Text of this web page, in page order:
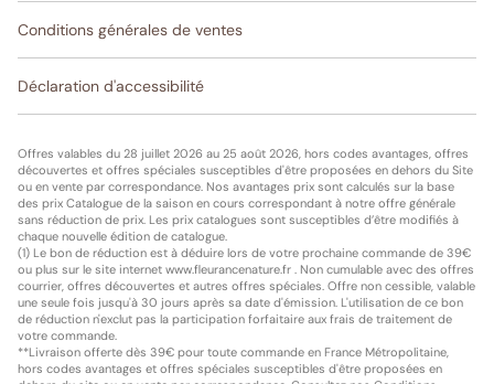
Conditions générales de ventes
Déclaration d'accessibilité
Offres valables du 28 juillet 2026 au 25 août 2026, hors codes avantages, offres
découvertes et offres spéciales susceptibles d'être proposées en dehors du Site
ou en vente par correspondance. Nos avantages prix sont calculés sur la base
des prix Catalogue de la saison en cours correspondant à notre offre générale
sans réduction de prix. Les prix catalogues sont susceptibles d’être modifiés à
chaque nouvelle édition de catalogue.
(1) Le bon de réduction est à déduire lors de votre prochaine commande de 39€
ou plus sur le site internet www.fleurancenature.fr . Non cumulable avec des offres
courrier, offres découvertes et autres offres spéciales. Offre non cessible, valable
une seule fois jusqu'à 30 jours après sa date d'émission. L'utilisation de ce bon
de réduction n'exclut pas la participation forfaitaire aux frais de traitement de
votre commande.
**Livraison offerte dès 39€ pour toute commande en France Métropolitaine,
hors codes avantages et offres spéciales susceptibles d'être proposées en